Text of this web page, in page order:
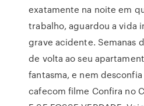
exatamente na noite em
trabalho, aguardou a vida
grave acidente. Semanas
de volta ao seu
fantasma, e nem
cafecom filme Confira no